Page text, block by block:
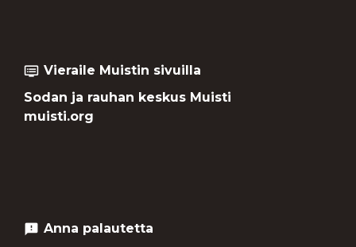
dvr Vieraile Muistin sivuilla
Sodan ja rauhan keskus Muisti
muisti.org
feedback Anna palautetta